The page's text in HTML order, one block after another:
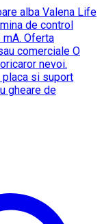
alba Valena Life
de control
mA. Oferta
comerciale O
nevoi.
si suport
gheare de